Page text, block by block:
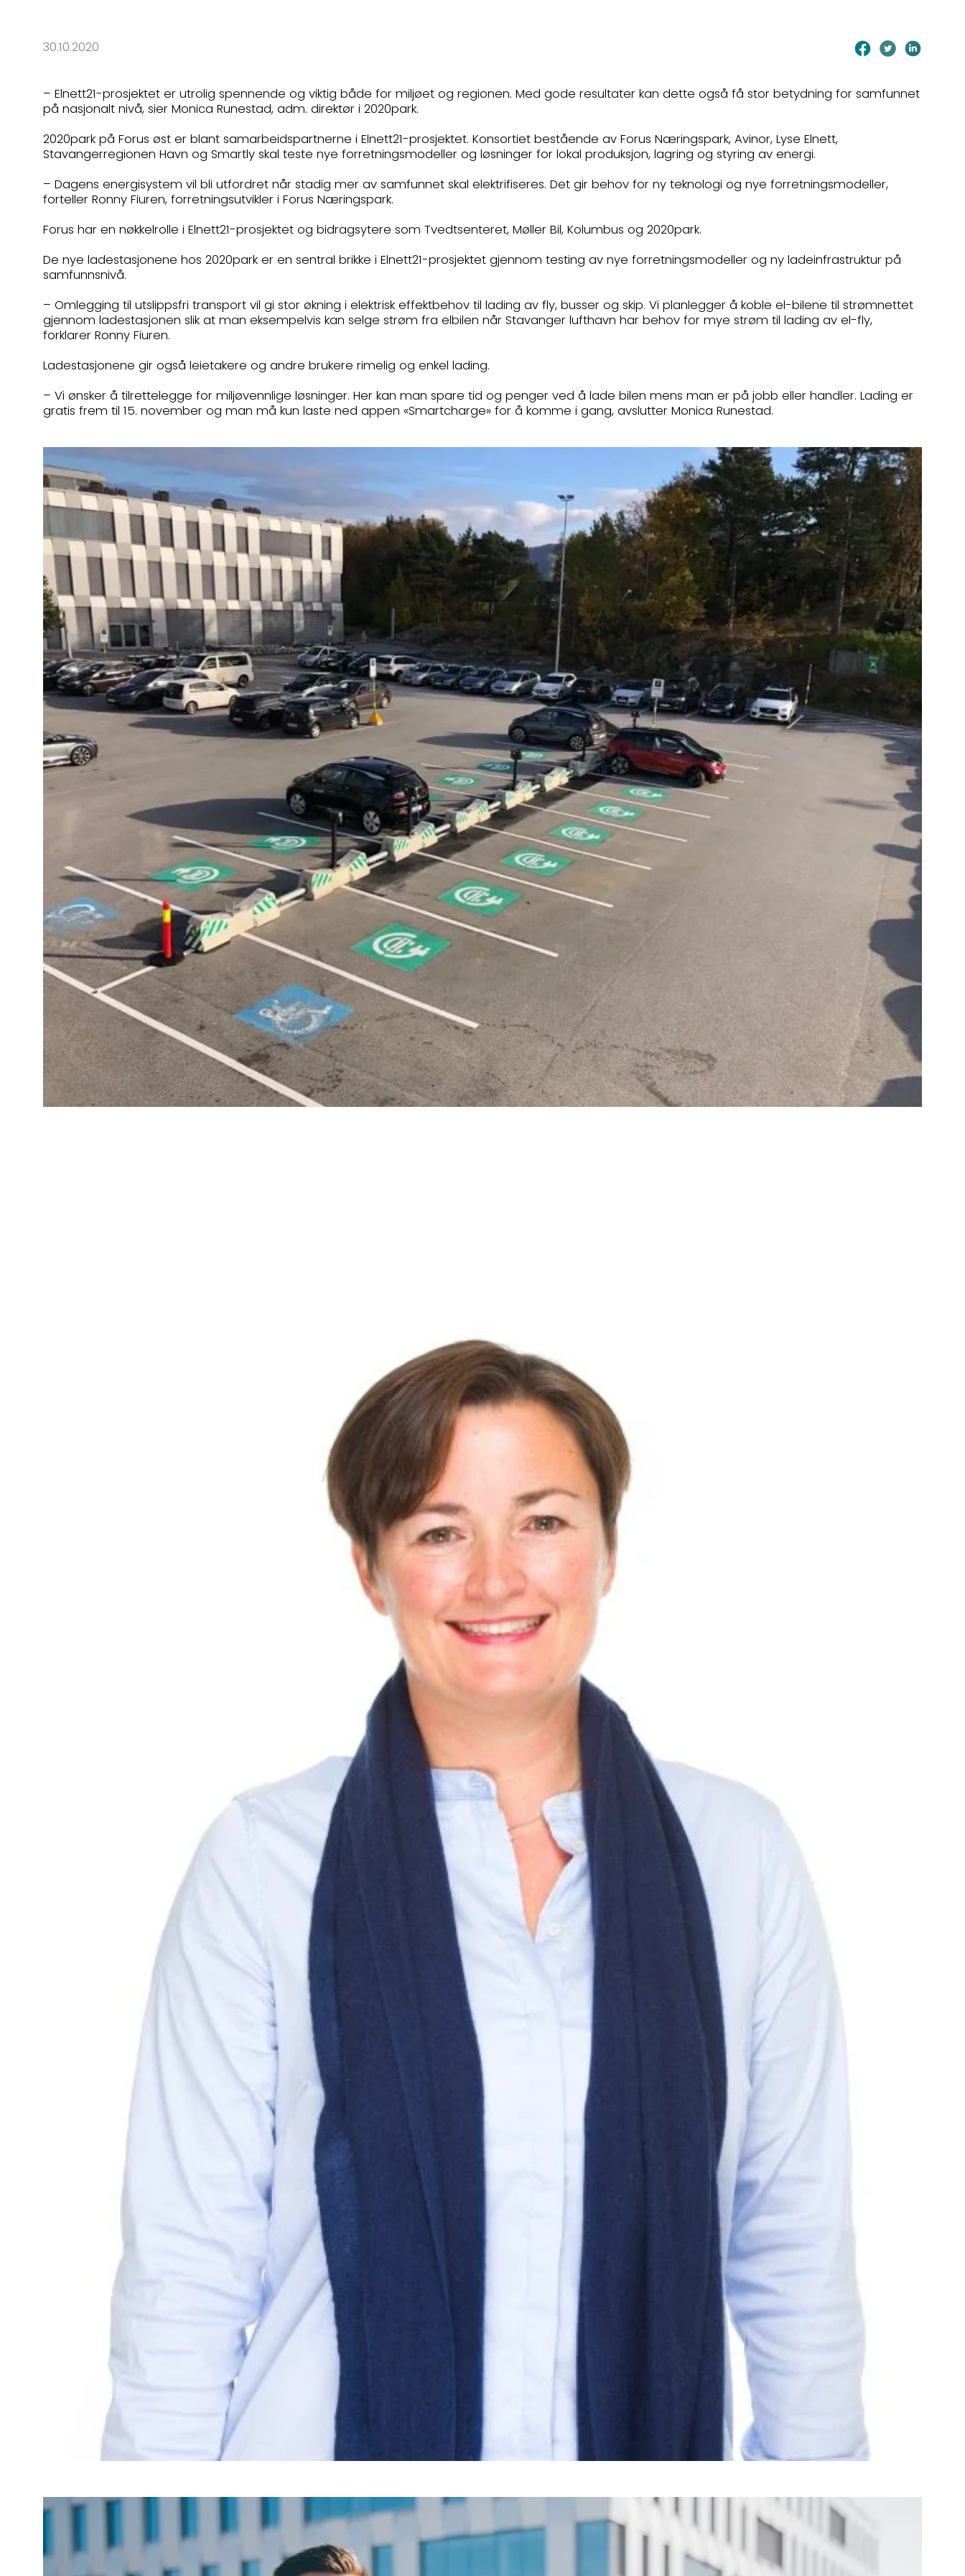
30.10.2020
– Elnett21-prosjektet er utrolig spennende og viktig både for miljøet og regionen. Med gode resultater kan dette også få stor betydning for samfunnet
på nasjonalt nivå, sier Monica Runestad, adm. direktør i 2020park.
2020park på Forus øst er blant samarbeidspartnerne i Elnett21-prosjektet. Konsortiet bestående av Forus Næringspark, Avinor, Lyse Elnett,
Stavangerregionen Havn og Smartly skal teste nye forretningsmodeller og løsninger for lokal produksjon, lagring og styring av energi.
– Dagens energisystem vil bli utfordret når stadig mer av samfunnet skal elektrifiseres. Det gir behov for ny teknologi og nye forretningsmodeller,
forteller Ronny Fiuren, forretningsutvikler i Forus Næringspark.
Forus har en nøkkelrolle i Elnett21-prosjektet og bidragsytere som Tvedtsenteret, Møller Bil, Kolumbus og 2020park.
De nye ladestasjonene hos 2020park er en sentral brikke i Elnett21-prosjektet gjennom testing av nye forretningsmodeller og ny ladeinfrastruktur på
samfunnsnivå.
– Omlegging til utslippsfri transport vil gi stor økning i elektrisk effektbehov til lading av fly, busser og skip. Vi planlegger å koble el-bilene til strømnettet
gjennom ladestasjonen slik at man eksempelvis kan selge strøm fra elbilen når Stavanger lufthavn har behov for mye strøm til lading av el-fly,
forklarer Ronny Fiuren.
Ladestasjonene gir også leietakere og andre brukere rimelig og enkel lading.
– Vi ønsker å tilrettelegge for miljøvennlige løsninger. Her kan man spare tid og penger ved å lade bilen mens man er på jobb eller handler. Lading er
gratis frem til 15. november og man må kun laste ned appen «Smartcharge» for å komme i gang, avslutter Monica Runestad.